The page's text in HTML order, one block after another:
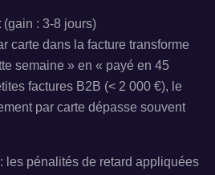
(gain : 3-8 jours)
carte dans la facture transforme
semaine » en « payé en 45
factures B2B (< 2 000 €), le
par carte dépasse souvent
: les pénalités de retard appliquées